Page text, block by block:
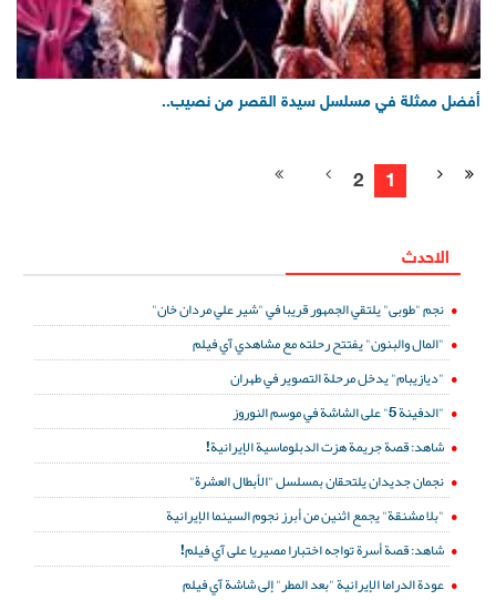
أفضل ممثلة في مسلسل سيدة القصر من نصيب..
1
2
الاحدث
نجم "طوبى" يلتقي الجمهور قريبا في "شير علي مردان خان"
"المال والبنون" يفتتح رحلته مع مشاهدي آي فيلم
"ديازيبام" يدخل مرحلة التصوير في طهران
"الدفينة 5" على الشاشة في موسم النوروز
شاهد: قصة جريمة هزت الدبلوماسية الإيرانية!
نجمان جديدان يلتحقان بمسلسل "الأبطال العشرة"
"بلا مشنقة" يجمع اثنين من أبرز نجوم السينما الإيرانية
شاهد: قصة أسرة تواجه اختبارا مصيريا على آي فيلم!
عودة الدراما الإيرانية "بعد المطر" إلى شاشة آي فيلم